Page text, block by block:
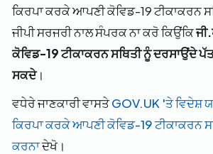
ਕਿਰਪਾ ਕਰਕੇ ਆਪਣੀ ਕੋਵਿਡ-19 ਟੀਕਾਕਰਨ
ਜੀਪੀ ਸਰਜਰੀ ਨਾਲ ਸੰਪਰਕ ਨਾ ਕਰੋ ਕਿਉਂਕਿ
ਕੋਵਿਡ-19 ਟੀਕਾਕਰਨ ਸਥਿਤੀ ਨੂੰ ਦਰਸਾਉਂਦੇ
ਸਕਦੇ।
ਵਧੇਰੇ ਜਾਣਕਾਰੀ ਵਾਸਤੇGOV.UK 'ਤੇ ਵਿਦੇਸ਼
ਕਿਰਪਾ ਕਰਕੇ ਆਪਣੀ ਕੋਵਿਡ-19 ਟੀਕਾਕਰਨ
ਕਰਨਾਦੇਖੋ।